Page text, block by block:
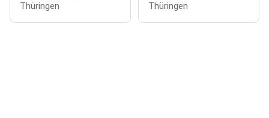
Thüringen Thüringen